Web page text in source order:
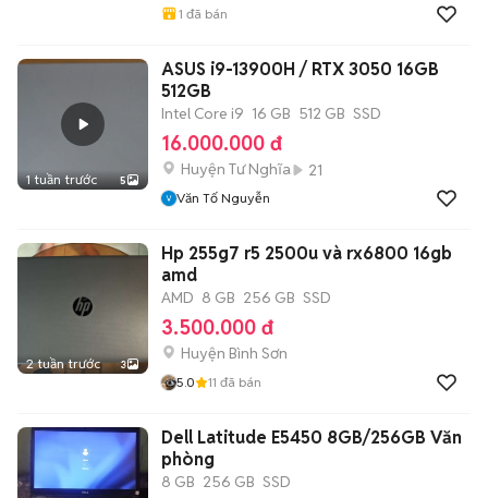
1 đã bán
1 tuần trước 5
ASUS i9-13900H / RTX 3050 16GB
512GB
Intel Core i9 16 GB 512 GB SSD
16.000.000 đ
Huyện Tư Nghĩa 21
Văn Tố Nguyễn
2 tuần trước 3
Hp 255g7 r5 2500u và rx6800 16gb
amd
AMD 8 GB 256 GB SSD
3.500.000 đ
Huyện Bình Sơn
5.0 11 đã bán
Dell Latitude E5450 8GB/256GB Văn
phòng
8 GB 256 GB SSD